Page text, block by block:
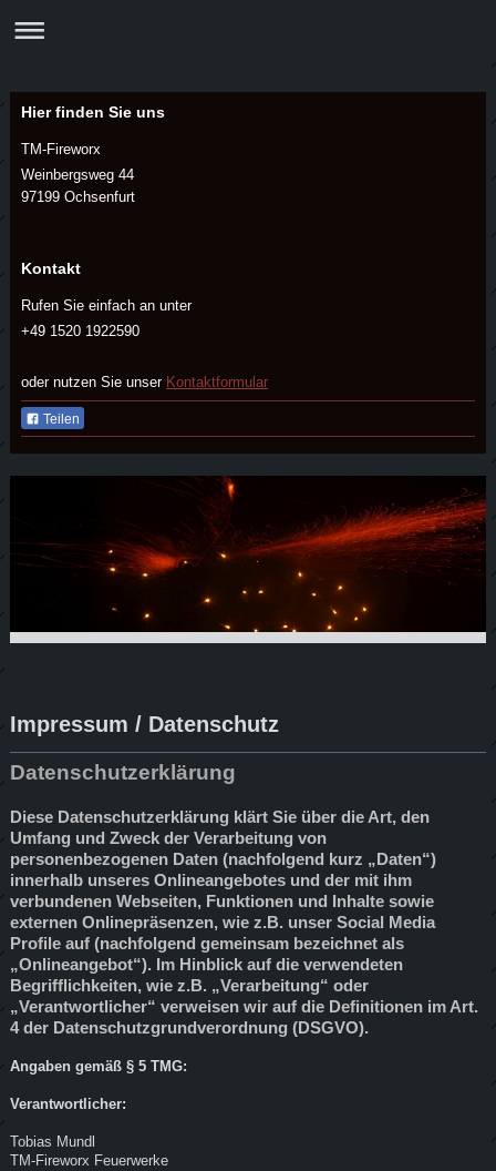
Hier finden Sie uns
TM-Fireworx
Weinbergsweg 44
97199 Ochsenfurt
Kontakt
Rufen Sie einfach an unter
+49 1520 1922590
oder nutzen Sie unser Kontaktformular
Teilen
Impressum / Datenschutz
Datenschutzerklärung
Diese Datenschutzerklärung klärt Sie über die Art, den
Umfang und Zweck der Verarbeitung von
personenbezogenen Daten (nachfolgend kurz „Daten“)
innerhalb unseres Onlineangebotes und der mit ihm
verbundenen Webseiten, Funktionen und Inhalte sowie
externen Onlinepräsenzen, wie z.B. unser Social Media
Profile auf (nachfolgend gemeinsam bezeichnet als
„Onlineangebot“). Im Hinblick auf die verwendeten
Begrifflichkeiten, wie z.B. „Verarbeitung“ oder
„Verantwortlicher“ verweisen wir auf die Definitionen im Art.
4 der Datenschutzgrundverordnung (DSGVO).
Angaben gemäß § 5 TMG:
Verantwortlicher:
Tobias Mundl
TM-Fireworx Feuerwerke